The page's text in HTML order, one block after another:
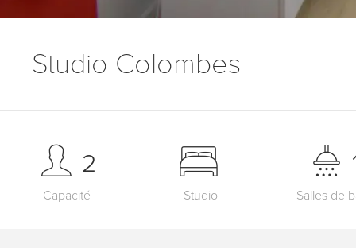
Studio Colombes
Capacité
2
Studio Salles de